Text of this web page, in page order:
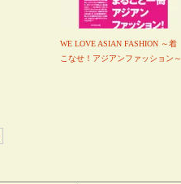
WE LOVE ASIAN FASHION ～着
こなせ！アジアンファッション～